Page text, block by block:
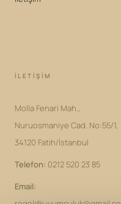
İLETIŞIM
Molla Fenari Mah.,
Nuruosmaniye Cad. No:55/1,
34120 Fatih/İstanbul
Telefon: 0212 520 23 85
Email: